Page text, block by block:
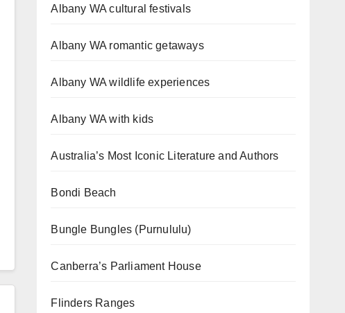
Albany WA cultural festivals
Albany WA romantic getaways
Albany WA wildlife experiences
Albany WA with kids
Australia’s Most Iconic Literature and Authors
Bondi Beach
Bungle Bungles (Purnululu)
Canberra’s Parliament House
Flinders Ranges